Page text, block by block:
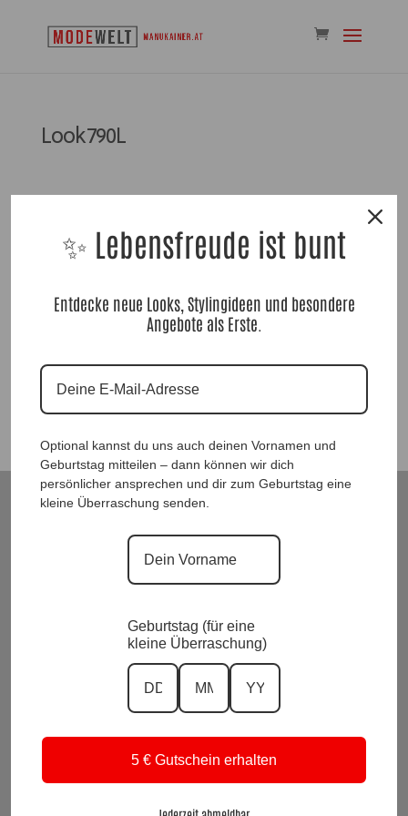
Look790L
Kommentar absenden
angemeldetsein, um einen Kommentar
Suchen
ModeWelt Manu* Kainer, Kusmanekstrasse 22, 8280 Fürstenfeld
Versand und Rückgabe
Impressum und Datenschutzerklärung
Wiederrufsbelehrung
KI-Transparenz
Alle Preise inkl. Mwst.
Vertrag widerrufen
Suchen
✨ Lebensfreude ist bunt
Entdecke neue Looks, Stylingideen und besondere
Angebote als Erste.
Optional kannst du uns auch deinen Vornamen und
Geburtstag mitteilen – dann können wir dich
persönlicher ansprechen und dir zum Geburtstag eine
kleine Überraschung senden.
Geburtstag (für eine
kleine Überraschung)
5 € Gutschein erhalten